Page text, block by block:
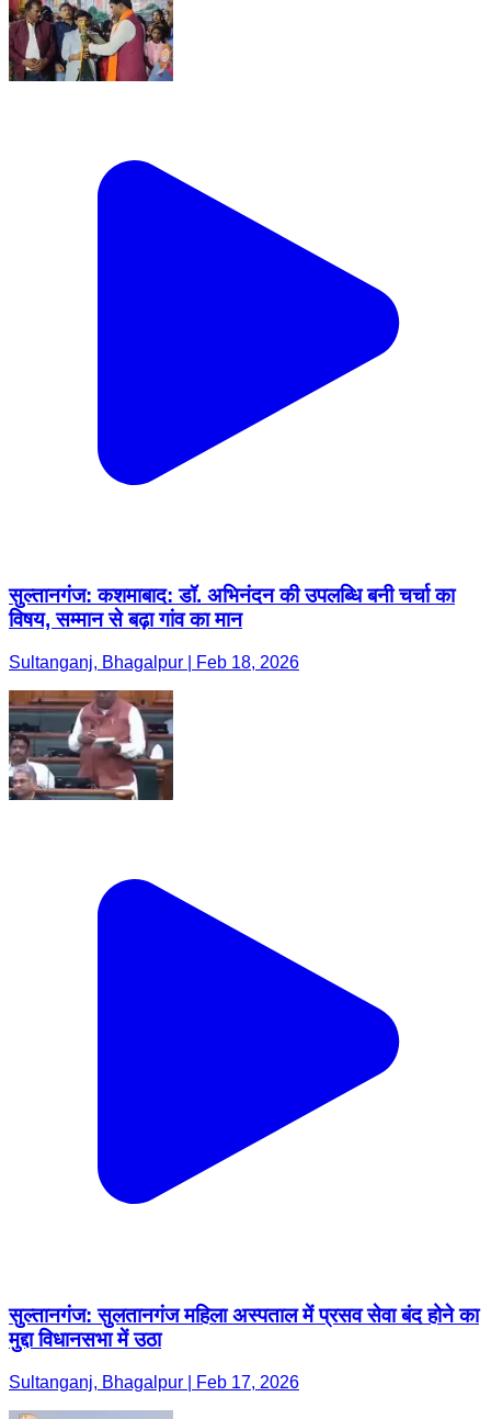
सुल्तानगंज: कशमाबाद: डॉ. अभिनंदन की उपलब्धि बनी चर्चा का
विषय, सम्मान से बढ़ा गांव का मान
Sultanganj, Bhagalpur | Feb 18, 2026
सुल्तानगंज: सुलतानगंज महिला अस्पताल में प्रसव सेवा बंद होने का
मुद्दा विधानसभा में उठा
Sultanganj, Bhagalpur | Feb 17, 2026